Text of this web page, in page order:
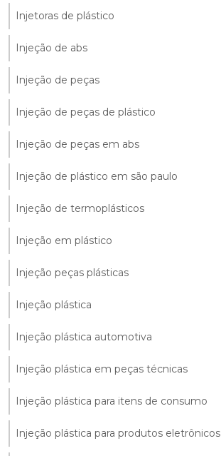
Injetoras de plástico
Injeção de abs
Injeção de peças
Injeção de peças de plástico
Injeção de peças em abs
Injeção de plástico em são paulo
Injeção de termoplásticos
Injeção em plástico
Injeção peças plásticas
Injeção plástica
Injeção plástica automotiva
Injeção plástica em peças técnicas
Injeção plástica para itens de consumo
Injeção plástica para produtos eletrônicos